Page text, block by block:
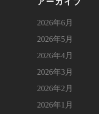
アーカイブ
2026年6月
2026年5月
2026年4月
2026年3月
2026年2月
2026年1月